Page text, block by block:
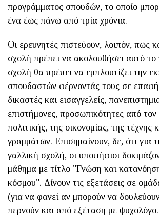
προγράμματος σπουδών, το οποίο
ένα έως πάνω από τρία χρόνια.
Οι ερευνητές πιστεύουν, λοιπόν, πως
σχολή πρέπει να ακολουθήσει αυτό
σχολή θα πρέπει να εμπλουτίζει την
σπουδαστών φέρνοντάς τους σε
δικαστές και εισαγγελείς,
επιστήμονες, προσωπικότητες από
πολιτικής, της οικονομίας, της τέχνης
γραμμάτων. Επισημαίνουν, δε, ότι για
γαλλική σχολή, οι υποψήφιοι
μάθημα με τίτλο "Γνώση και
κόσμου". Δίνουν τις εξετάσεις σε
(για να φανεί αν μπορούν να
περνούν και από εξέταση με ψυχολόγο.